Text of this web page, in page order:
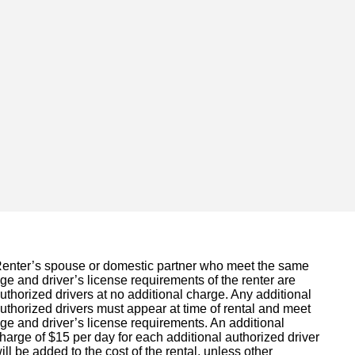
spouse or domestic partner who meet the same
and driver’s license requirements of the renter are
drivers at no additional charge. Any additional
drivers must appear at time of rental and meet
and driver’s license requirements. An additional
of $15 per day for each additional authorized driver
be added to the cost of the rental, unless other